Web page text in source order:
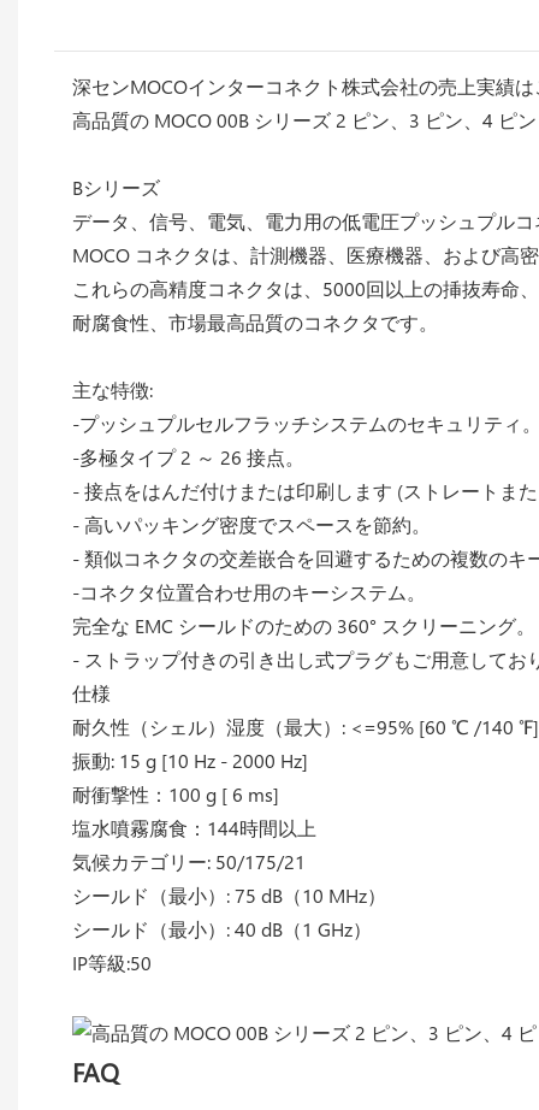
深センMOCOインターコネクト株式会社の売上実績
高品質の MOCO 00B シリーズ 2 ピン、3 ピン、4 ピ
Bシリーズ
データ、信号、電気、電力用の低電圧プッシュプル
MOCO コネクタは、計測機器、医療機器、および高
これらの高精度コネクタは、5000回以上の挿抜寿命
耐腐食性、市場最高品質のコネクタです。
主な特徴:
-プッシュプルセルフラッチシステムのセキュリティ
-多極タイプ 2 ～ 26 接点。
- 接点をはんだ付けまたは印刷します (ストレートま
- 高いパッキング密度でスペースを節約。
- 類似コネクタの交差嵌合を回避するための複数のキ
-コネクタ位置合わせ用のキーシステム。
完全な EMC シールドのための 360° スクリーニング。
- ストラップ付きの引き出し式プラグもご用意してお
仕様
耐久性（シェル）湿度（最大）: <=95% [60 ℃ /140 ℉]
振動: 15 g [10 Hz - 2000 Hz]
耐衝撃性：100 g [ 6 ms]
塩水噴霧腐食：144時間以上
気候カテゴリー: 50/175/21
シールド（最小）: 75 dB（10 MHz）
シールド（最小）: 40 dB（1 GHz）
IP等級:50
FAQ